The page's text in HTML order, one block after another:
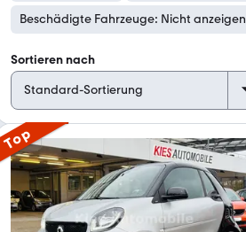
Beschädigte Fahrzeuge: Nicht anzeigen
Sortieren nach
Top